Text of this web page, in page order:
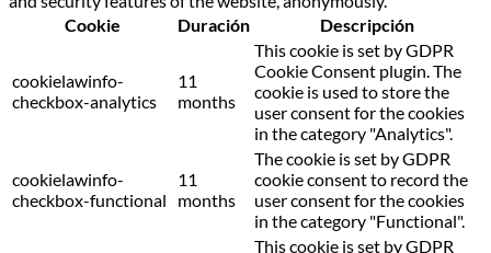
Cookie
Duración Descripción
cookielawinfo-
checkbox-analytics
11
months
This cookie is set by GDPR
Cookie Consent plugin. The
cookie is used to store the
user consent for the cookies
in the category "Analytics".
cookielawinfo-
checkbox-functional
11
months
The cookie is set by GDPR
cookie consent to record the
user consent for the cookies
in the category "Functional".
This cookie is set by GDPR